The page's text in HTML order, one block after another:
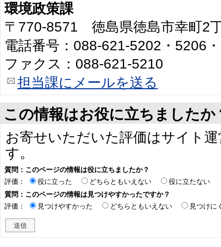
環境政策課
〒770-8571 徳島県徳島市幸町2
電話番号：088-621-5202・5206
ファクス：088-621-5210
担当課にメールを送る
この情報はお役に立ちましたか
お寄せいただいた評価はサイト
す。
質問：このページの情報は役に立ちましたか？
評価：
役に立った どちらともいえない
役に立たない
質問：このページの情報は見つけやすかったですか？
評価：
見つけやすかった どちらともいえない 見つけに